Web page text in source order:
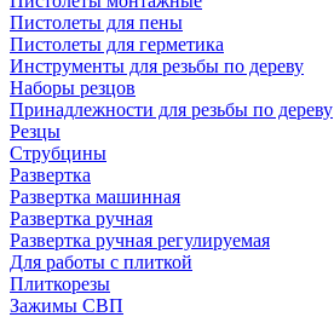
Пистолеты для пены
Пистолеты для герметика
Инструменты для резьбы по дереву
Наборы резцов
Принадлежности для резьбы по дереву
Резцы
Струбцины
Развертка
Развертка машинная
Развертка ручная
Развертка ручная регулируемая
Для работы с плиткой
Плиткорезы
Зажимы СВП